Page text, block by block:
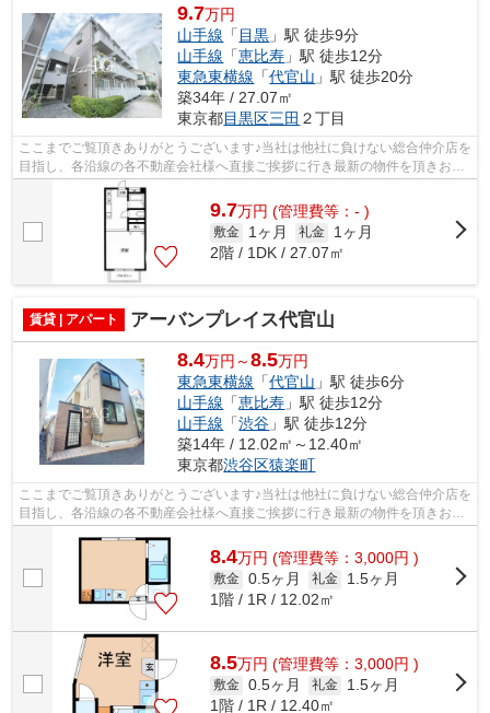
9.7万円
山手線 「 目黒 」駅 徒歩9分
山手線 「恵比寿 」駅 徒歩12分
東急東横線 「代官山 」駅 徒歩20分
築34年 / 27.07㎡
東京都目黒区三田 ２丁目
ここまでご覧頂きありがとうございます♪当社は他社に負けない総合仲介店を
目指し、各沿線の各不動産会社様へ直接ご挨拶に行き最新の物件を頂きお客
様へ提供しております！最新の情報は...
9.7万円 (管理費等：- )
敷金 1ヶ月 礼金
1ヶ月
2階 / 1DK / 27.07㎡
賃貸 | アパート アーバンプレイス代官山
8.4万円～8.5万円
東急東横線 「代官山 」駅 徒歩6分
山手線 「恵比寿 」駅 徒歩12分
山手線 「渋谷 」駅 徒歩12分
築14年 / 12.02㎡～12.40㎡
東京都渋谷区猿楽町
ここまでご覧頂きありがとうございます♪当社は他社に負けない総合仲介店を
目指し、各沿線の各不動産会社様へ直接ご挨拶に行き最新の物件を頂きお客
様へ提供しております！最新の情報は...
8.4万円 (管理費等：3,000円 )
敷金 0.5ヶ月 礼金
1.5ヶ月
1階 / 1R / 12.02㎡
8.5万円 (管理費等：3,000円 )
敷金 0.5ヶ月 礼金
1.5ヶ月
1階 / 1R / 12.40㎡